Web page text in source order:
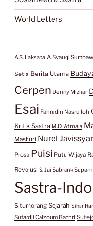
World Letters
A.S. Laksana A. Syauqi
Setia Berita Utama
Cerpen Denny Mizhar
Esai Fahrudin Nasrulloh
Kritik Sastra M.D. Atmaja
Mashuri Nurel
Prosa Puisi Putu Wijaya
Revolusi S. Jai Sabrank
Sastra-
Situmorang Sejarah Sihar
Sutardji Calzoum Bachri